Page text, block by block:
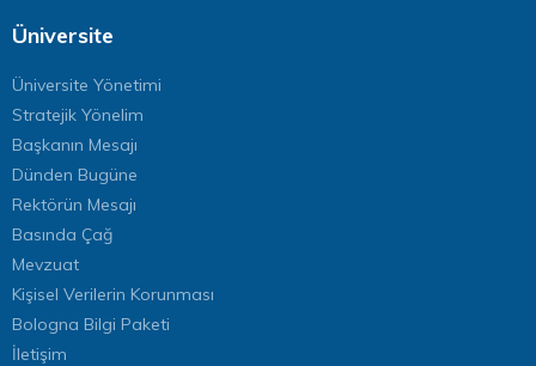
Üniversite
Üniversite Yönetimi
Stratejik Yönelim
Başkanın Mesajı
Dünden Bugüne
Rektörün Mesajı
Basında Çağ
Mevzuat
Kişisel Verilerin Korunması
Bologna Bilgi Paketi
İletişim